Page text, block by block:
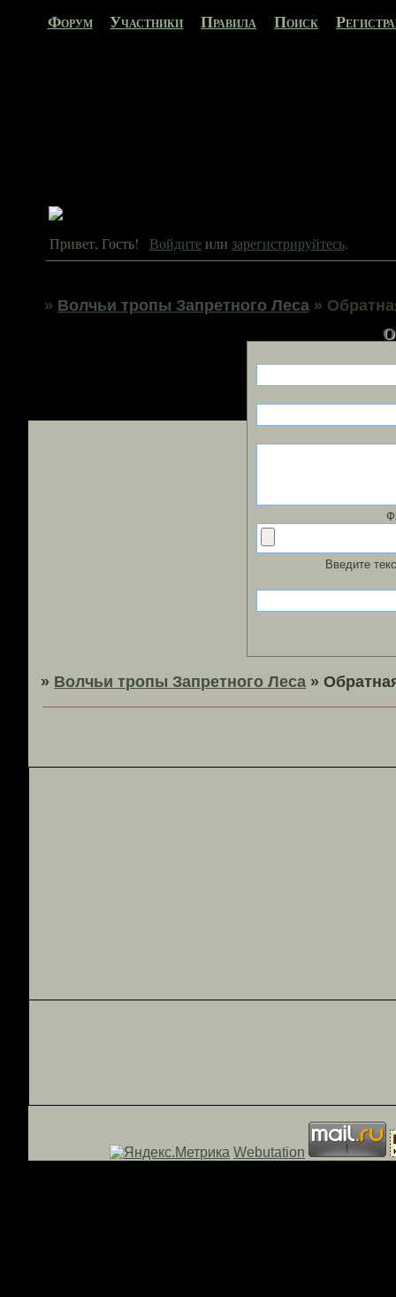
Форум Участники Правила Поиск
Привет, Гость! Войдитеили зарегистрируйтесь.
» Волчьи тропы Запретного Леса »
Введите
» Волчьи тропы Запретного Леса »
Webutation